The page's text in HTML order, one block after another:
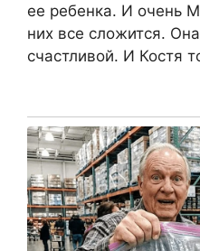
ее ребенка. И очень
них все сложится.
счастливой. И Костя